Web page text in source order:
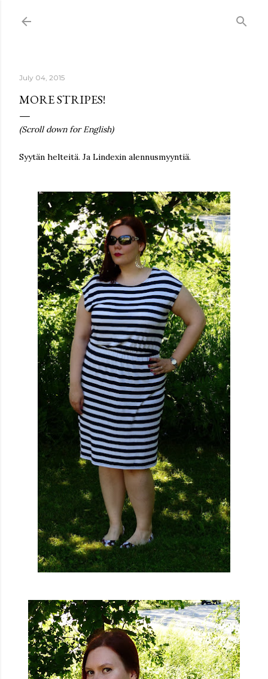
July 04, 2015
MORE STRIPES!
(Scroll down for English)
Syytän helteitä. Ja Lindexin alennusmyyntiä.